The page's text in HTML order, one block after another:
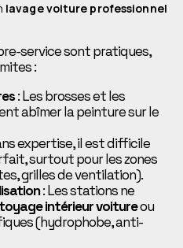
lavage voiture professionnel
service sont pratiques,
:
: Les brosses et les
abîmer la peinture sur le
expertise, il est difficile
surtout pour les zones
grilles de ventilation).
: Les stations ne
intérieur voitureou
(hydrophobe, anti-